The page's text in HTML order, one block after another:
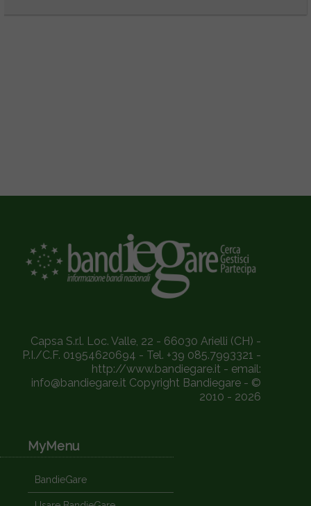
Capsa S.r.l. Loc. Valle, 22 - 66030 Arielli (CH) -
P.I./C.F. 01954620694 - Tel. +39 085.7993321 -
http://www.bandiegare.it - email:
info@bandiegare.it Copyright Bandiegare - ©
2010 - 2026
MyMenu
BandieGare